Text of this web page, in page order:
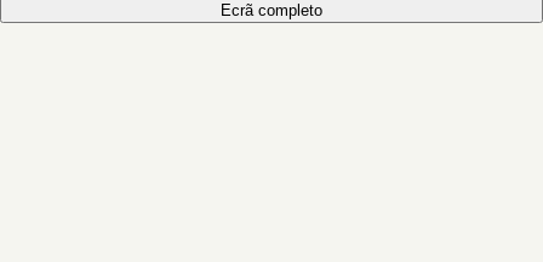
Ecrã completo